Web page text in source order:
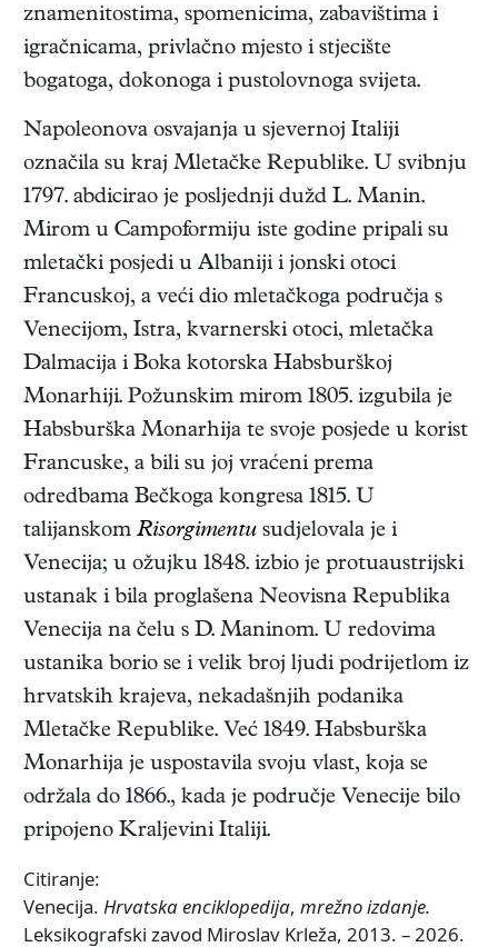
znamenitostima, spomenicima, zabavištima i
igračnicama, privlačno mjesto i stjecište
bogatoga, dokonoga i pustolovnoga svijeta.
Napoleonova osvajanja u sjevernoj Italiji
označila su kraj Mletačke Republike. U svibnju
1797. abdicirao je posljednji dužd L. Manin.
Mirom u Campoformiju iste godine pripali su
mletački posjedi u Albaniji i jonski otoci
Francuskoj, a veći dio mletačkoga područja s
Venecijom, Istra, kvarnerski otoci, mletačka
Dalmacija i Boka kotorska Habsburškoj
Monarhiji. Požunskim mirom 1805. izgubila je
Habsburška Monarhija te svoje posjede u korist
Francuske, a bili su joj vraćeni prema
odredbama Bečkoga kongresa 1815. U
talijanskom Risorgimentu sudjelovala je i
Venecija; u ožujku 1848. izbio je protuaustrijski
ustanak i bila proglašena Neovisna Republika
Venecija na čelu s D. Maninom. U redovima
ustanika borio se i velik broj ljudi podrijetlom iz
hrvatskih krajeva, nekadašnjih podanika
Mletačke Republike. Već 1849. Habsburška
Monarhija je uspostavila svoju vlast, koja se
održala do 1866., kada je područje Venecije bilo
pripojeno Kraljevini Italiji.
Citiranje:
Venecija. Hrvatska enciklopedija, mrežno izdanje.
Leksikografski zavod Miroslav Krleža, 2013. – 2026.